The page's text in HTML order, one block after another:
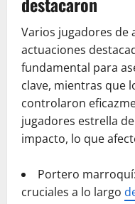
Varios jugadores de
actuaciones
fundamental para
clave, mientras que
controlaron
jugadores estrella
impacto, lo que
Portero
cruciales a lo largo